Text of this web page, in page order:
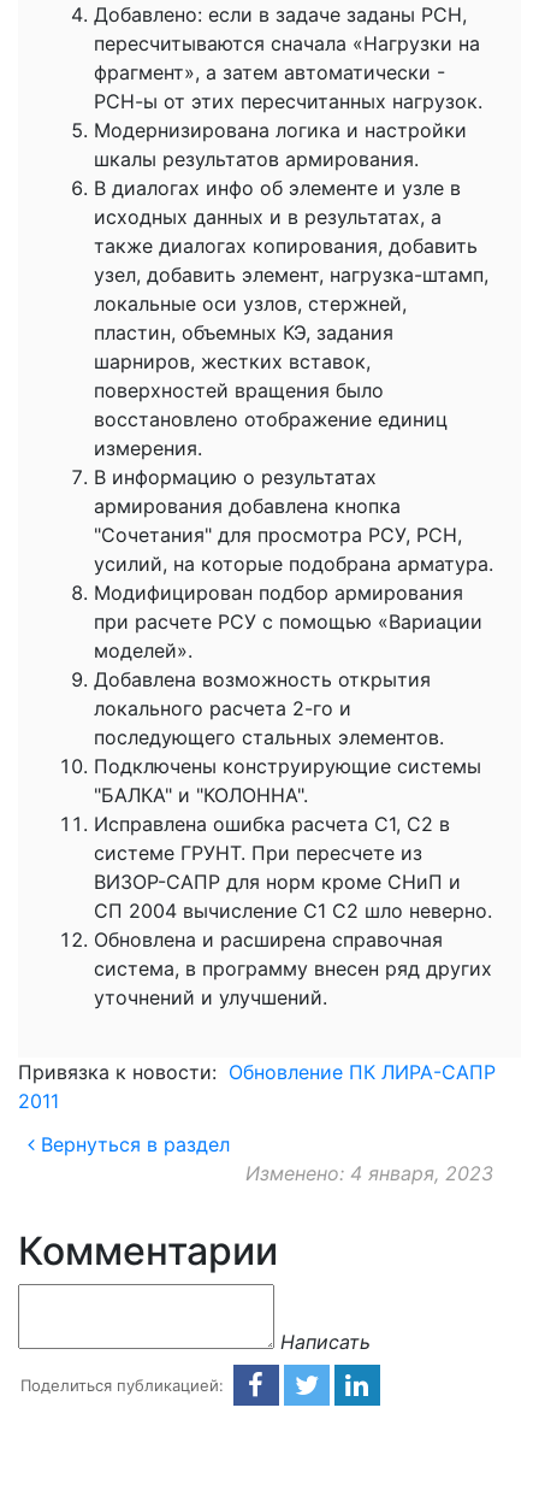
Добавлено: если в задаче заданы РСН,
пересчитываются сначала «Нагрузки на
фрагмент», а затем автоматически -
РСН-ы от этих пересчитанных нагрузок.
Модернизирована логика и настройки
шкалы результатов армирования.
В диалогах инфо об элементе и узле в
исходных данных и в результатах, а
также диалогах копирования, добавить
узел, добавить элемент, нагрузка-штамп,
локальные оси узлов, стержней,
пластин, объемных КЭ, задания
шарниров, жестких вставок,
поверхностей вращения было
восстановлено отображение единиц
измерения.
В информацию о результатах
армирования добавлена кнопка
"Сочетания" для просмотра РСУ, РСН,
усилий, на которые подобрана арматура.
Модифицирован подбор армирования
при расчете РСУ с помощью «Вариации
моделей».
Добавлена возможность открытия
локального расчета 2-го и
последующего стальных элементов.
Подключены конструирующие системы
"БАЛКА" и "КОЛОННА".
Исправлена ошибка расчета С1, С2 в
системе ГРУНТ. При пересчете из
ВИЗОР-САПР для норм кроме СНиП и
СП 2004 вычисление C1 C2 шло неверно.
Обновлена и расширена справочная
система, в программу внесен ряд других
уточнений и улучшений.
Привязка к новости: Обновление ПК ЛИРА-САПР
2011
Вернуться в раздел
Изменено: 4 января, 2023
Комментарии
Написать
Поделиться публикацией: